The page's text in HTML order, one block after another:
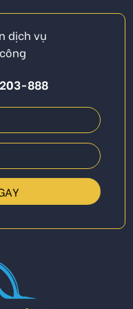
dịch vụ
888